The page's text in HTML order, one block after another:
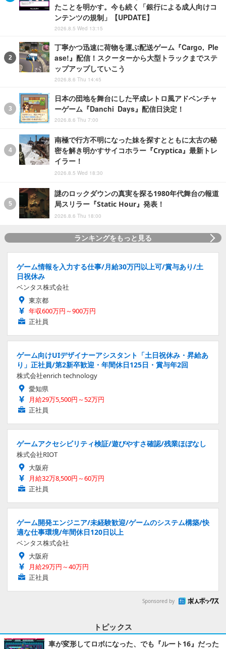
たことを明かす。今も続く「銀行による成人向けコ
ンテンツの規制」【UPDATE】
2026.8.5 Wed 13:15
丁寧かつ迅速に荷物を運ぶ配送ゲーム『Cargo, Ple
ase!』配信！スクーターから大型トラックまでステ
ップアップしていこう
2026.8.6 Thu 14:45
日本の団地を舞台にした平成レトロ風アドベンチャ
ーゲーム『Danchi Days』配信日決定！
2026.8.6 Thu 7:00
南極で行方不明になった妹を探すとともに太古の秘
密を解き明かすサイコホラー『Cryptica』最新トレ
イラー！
2026.8.5 Wed 18:30
謎のロックダウンの真実を探る1980年代舞台の報道
局スリラー『Static Hour』発表！
2026.8.6 Thu 18:00
ランキングをもっと見る
ゲーム情報を入力する仕事/月給30万円以上可/賞与あり/土
日祝休み
ベンタス株式会社
東京都
年収600万円～900万円
正社員
ゲーム向けUIデザイナーアシスタント「土日祝休み・昇給あ
り」正社員/第2新卒歓迎・年間休日125日・賞与年2回
株式会社enrich technology
愛知県
月給29万5,500円～52万円
正社員
ゲームアクセシビリティ検証/遊びやすさ確認/残業ほぼなし
株式会社RIOT
大阪府
月給32万8,500円～60万円
正社員
ゲーム開発エンジニア/未経験歓迎/ゲームのシステム構築/快
適な仕事環境/年間休日120日以上
ベンタス株式会社
大阪府
月給29万円～40万円
正社員
Sponsored by
トピックス
車が変形してロボになった、でも『ルート16』だった